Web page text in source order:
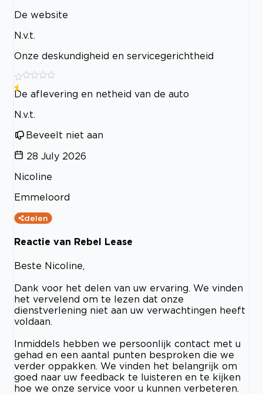
De website
N.v.t.
Onze deskundigheid en servicegerichtheid
De aflevering en netheid van de auto
N.v.t.
Beveelt niet aan
28 July 2026
Nicoline
Emmeloord
delen
Reactie van Rebel Lease
Beste Nicoline,
Dank voor het delen van uw ervaring. We vinden
het vervelend om te lezen dat onze
dienstverlening niet aan uw verwachtingen heeft
voldaan.
Inmiddels hebben we persoonlijk contact met u
gehad en een aantal punten besproken die we
verder oppakken. We vinden het belangrijk om
goed naar uw feedback te luisteren en te kijken
hoe we onze service voor u kunnen verbeteren.